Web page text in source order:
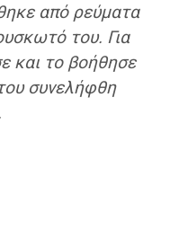
από ρεύματα
του. Για
και το βοήθησε
συνελήφθη